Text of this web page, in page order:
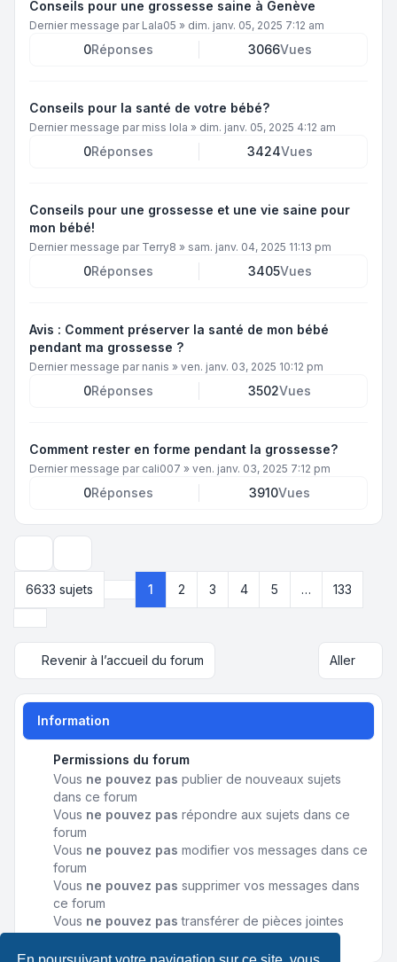
Conseils pour une grossesse saine à Genève
Dernier message par Lala05 » dim. janv. 05, 2025 7:12 am
0Réponses 3066Vues
Conseils pour la santé de votre bébé?
Dernier message par miss lola » dim. janv. 05, 2025 4:12 am
0Réponses 3424Vues
Conseils pour une grossesse et une vie saine pour
mon bébé!
Dernier message par Terry8 » sam. janv. 04, 2025 11:13 pm
0Réponses 3405Vues
Avis : Comment préserver la santé de mon bébé
pendant ma grossesse ?
Dernier message par nanis » ven. janv. 03, 2025 10:12 pm
0Réponses 3502Vues
Comment rester en forme pendant la grossesse?
Dernier message par cali007 » ven. janv. 03, 2025 7:12 pm
0Réponses 3910Vues
6633 sujets
Page 1 sur133
1 2 3 4 5 …
133
Revenir à l’accueil du forum Aller
Information
Permissions du forum
Vous ne pouvez pas publier de nouveaux sujets
dans ce forum
Vous ne pouvez pas répondre aux sujets dans ce
forum
Vous ne pouvez pas modifier vos messages dans ce
forum
Vous ne pouvez pas supprimer vos messages dans
ce forum
Vous ne pouvez pas transférer de pièces jointes